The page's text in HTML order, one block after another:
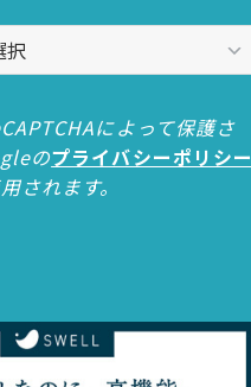
によって保護さ
のプライバシーポリシー
されます。